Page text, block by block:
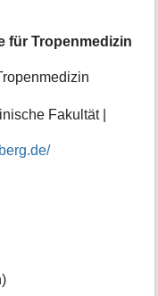
für Tropenmedizin
Fakultät |